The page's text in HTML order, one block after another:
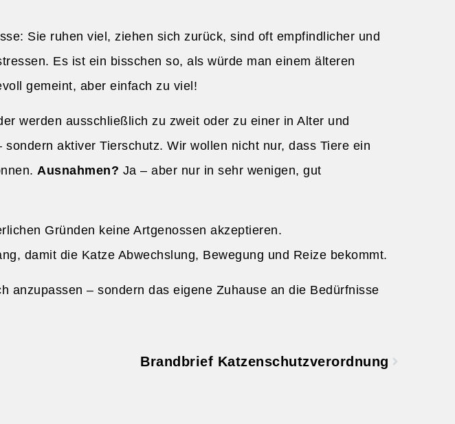
Sie ruhen viel, ziehen sich zurück, sind oft empfindlicher und
Es ist ein bisschen so, als würde man einem älteren
gemeint, aber einfach zu viel!
werden ausschließlich zu zweit oder zu einer in Alter und
aktiver Tierschutz. Wir wollen nicht nur, dass Tiere ein
Ausnahmen? Ja – aber nur in sehr wenigen, gut
Gründen keine Artgenossen akzeptieren.
damit die Katze Abwechslung, Bewegung und Reize bekommt.
anzupassen – sondern das eigene Zuhause an die Bedürfnisse
Brandbrief Katzenschutzverordnung